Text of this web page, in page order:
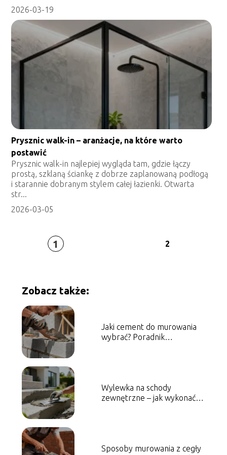
2026-03-19
Prysznic walk-in – aranżacje, na które warto
postawić
Prysznic walk-in najlepiej wygląda tam, gdzie łączy
prostą, szklaną ściankę z dobrze zaplanowaną podłogą
i starannie dobranym stylem całej łazienki. Otwarta
str...
2026-03-05
1 2
Zobacz także:
Jaki cement do murowania
wybrać? Poradnik
Wylewka na schody
zewnętrzne – jak wykonać ją
Sposoby murowania z cegły